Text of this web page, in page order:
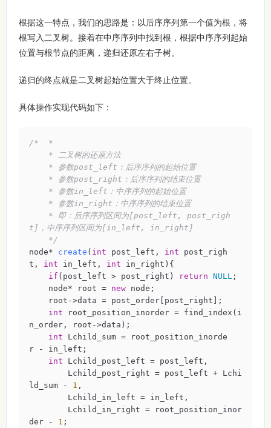
根据这一特点，我们的思路是：以后序序列第一个值为根，将
根写入二叉树。接着在中序序列中找到根，根据中序序列起始
位置与根节点的距离，递归还原左右子树。
递归的终点就是二叉树起始位置大于终止位置。
具体操作实现代码如下：
/*  *
* 二叉树的还原方法
* 参数post_left：后序序列的起始位置
* 参数post_right：后序序列的结束位置
* 参数in_left：中序序列的起始位置
* 参数in_right：中序序列的结束位置
* 即：后序序列区间为[post_left, post_righ
t]，中序序列区间为[in_left, in_right]
*/
node* create ( int post_left, int post_righ
t, int in_left, int in_right) {
if (post_left > post_right) return NULL;
node* root = new node;
root->data = post_order[post_right];
int root_position_inorder = find_index(i
n_order, root->data);
int Lchild_sum = root_position_inorde
r - in_left;
int Lchild_post_left = post_left,
Lchild_post_right = post_left + Lchi
ld_sum - 1 ,
Lchild_in_left = in_left,
Lchild_in_right = root_position_inor
der - 1 ;